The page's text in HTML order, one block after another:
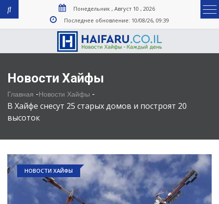
Понедельник , Август 10 , 2026
Последнее обновление: 10/08/26, 09:39
Новости Хайфы
Главная -Новости Хайфы -
В Хайфе снесут 25 старых домов и построят 20
высоток
НОВОСТИ ХАЙФЫ